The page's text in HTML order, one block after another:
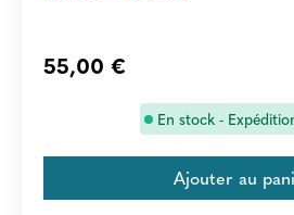
55,00 €
En stock -